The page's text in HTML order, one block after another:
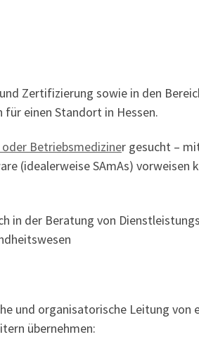
Zertifizierung sowie in den
einen Standort in Hessen.
Betriebsmediziner gesucht –
(idealerweise SAmAs) vorweisen
in der Beratung von
und organisatorische Leitung von
übernehmen: